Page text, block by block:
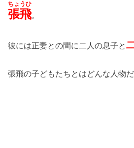
張飛
ちょうひ
。
彼には正妻との間に二人の息子と
張飛の子どもたちとはどんな人物